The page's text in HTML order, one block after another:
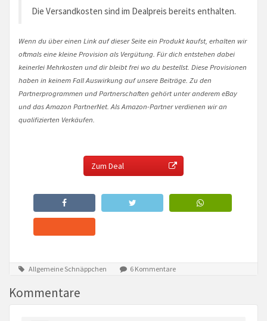
Die Versandkosten sind im Dealpreis bereits enthalten.
Wenn du über einen Link auf dieser Seite ein Produkt kaufst, erhalten wir
oftmals eine kleine Provision als Vergütung. Für dich entstehen dabei
keinerlei Mehrkosten und dir bleibt frei wo du bestellst. Diese Provisionen
haben in keinem Fall Auswirkung auf unsere Beiträge. Zu den
Partnerprogrammen und Partnerschaften gehört unter anderem eBay
und das Amazon PartnerNet. Als Amazon-Partner verdienen wir an
qualifizierten Verkäufen.
Zum Deal
Allgemeine Schnäppchen 6 Kommentare
Kommentare